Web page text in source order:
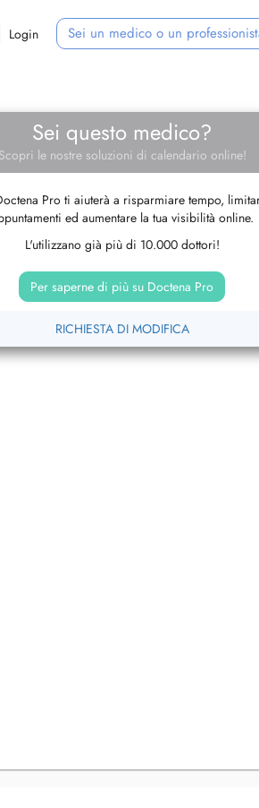
Login Sei un medico o un
Sei questo medico?
Scopri le nostre soluzioni di calendario online!
Pro ti aiuterà a risparmiare tempo,
ed aumentare la tua visibilità online.
L'utilizzano già più di 10.000 dottori!
Per saperne di più su Doctena Pro
RICHIESTA DI MODIFICA